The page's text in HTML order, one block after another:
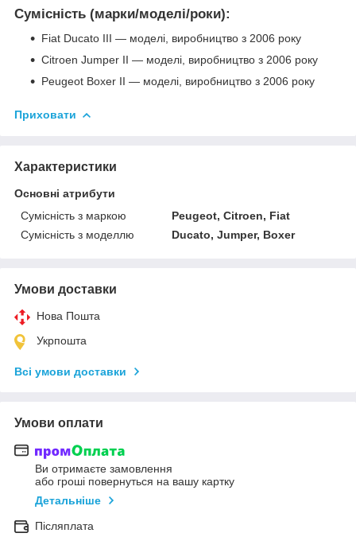
Сумісність (марки/моделі/роки):
Fiat Ducato III — моделі, виробництво з 2006 року
Citroen Jumper II — моделі, виробництво з 2006 року
Peugeot Boxer II — моделі, виробництво з 2006 року
Приховати
Характеристики
Основні атрибути
Сумісність з маркою
Peugeot, Citroen, Fiat
Сумісність з моделлю
Ducato, Jumper, Boxer
Умови доставки
Нова Пошта
Укрпошта
Всі умови доставки
Умови оплати
Ви отримаєте замовлення
або гроші повернуться на вашу картку
Детальніше
Післяплата